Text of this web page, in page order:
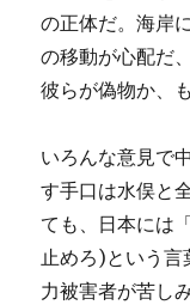
の正体だ。海岸
の移動が心配だ
彼らが偽物か、
いろんな意見で
す手口は水俣と
ても、日本には
止めろ)という言
力被害者が苦し